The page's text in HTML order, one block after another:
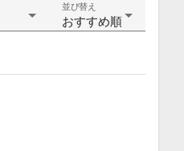
並び替え
おすすめ順